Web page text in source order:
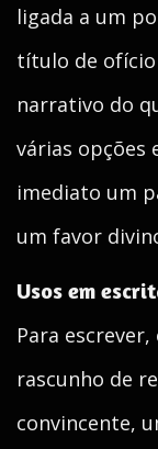
ligada a um
título de
narrativo do
várias opções
imediato um
um favor
Usos em
Para
rascunho de
convincente,